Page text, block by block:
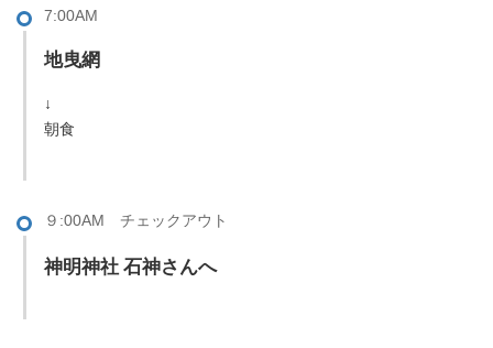
7:00AM
地曳網
↓
朝食
９:00AM チェックアウト
神明神社 石神さんへ